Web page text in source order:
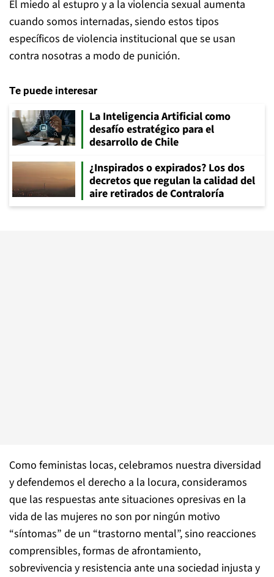
El miedo al estupro y a la violencia sexual aumenta
cuando somos internadas, siendo estos tipos
específicos de violencia institucional que se usan
contra nosotras a modo de punición.
Te puede interesar
La Inteligencia Artificial como
desafío estratégico para el
desarrollo de Chile
¿Inspirados o expirados? Los dos
decretos que regulan la calidad del
aire retirados de Contraloría
Como feministas locas, celebramos nuestra diversidad
y defendemos el derecho a la locura, consideramos
que las respuestas ante situaciones opresivas en la
vida de las mujeres no son por ningún motivo
“síntomas” de un “trastorno mental”, sino reacciones
comprensibles, formas de afrontamiento,
sobrevivencia y resistencia ante una sociedad injusta y